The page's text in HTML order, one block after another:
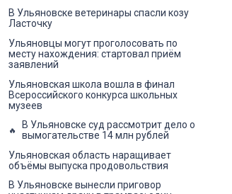
В Ульяновске ветеринары спасли козу
Ласточку
Ульяновцы могут проголосовать по
месту нахождения: стартовал приём
заявлений
Ульяновская школа вошла в финал
Всероссийского конкурса школьных
музеев
В Ульяновске суд рассмотрит дело о
вымогательстве 14 млн рублей
Ульяновская область наращивает
объёмы выпуска продовольствия
В Ульяновске вынесли приговор